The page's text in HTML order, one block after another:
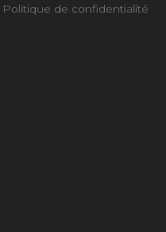
Politique de confidentialité